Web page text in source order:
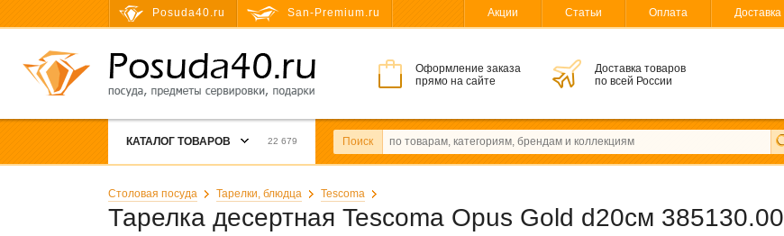
Posuda40.ru San-Premium.ru Акции Статьи Оплата Доставка
Оформление заказа
прямо на сайте
Доставка товаров
по всей России
КАТАЛОГ ТОВАРОВ 22 679 Поиск
Столовая посуда Тарелки, блюдца Tescoma
Тарелка десертная Tescoma Opus Gold d20см 385130.00